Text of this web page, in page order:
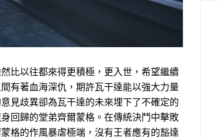
比以往都來得更積極，更入世，希望繼續
有著血海深仇，期許瓦干達能以強大力量
見歧異卻為瓦干達的未來埋下了不確定的
回歸的堂弟齊爾蒙格。在傳統決鬥中擊敗
格的作風暴虐極端，沒有王者應有的豁達